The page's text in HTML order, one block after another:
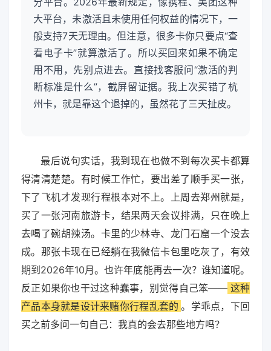
大平台，未激活且未使用任何权益的情况下，一
般支持7天无理由。但注意，很多卡你只要点“查
看电子卡”就算激活了。所以买回来如果不确定
用不用，先别点进去。直接找客服问“激活的判
断标准是什么”，截屏留证据。我上次买错了杭
州卡，就是靠这个退掉的，虽然花了三天扯皮。
最后说句实话，我到现在也做不到每次买卡都算
得清清楚楚。有时候工作忙，要出差了顺手买一张，
下了飞机才发现行程根本对不上。上周去郑州就是，
买了一张河南旅游卡，结果两天会议排满，只在晚上
去喝了碗胡辣汤。卡里的少林寺、龙门石窟一个没去
成。那张卡现在已经躺在我微信卡包里吃灰了，有效
期到2026年10月。也许年底能再去一次？谁知道呢。
反正如果你也干过这种蠢事，别觉得自己笨—— 这种
产品本身就是设计来赌你行程乱套的 。学乖点，下回
买之前多问一句自己：我真的会去那些地方吗？